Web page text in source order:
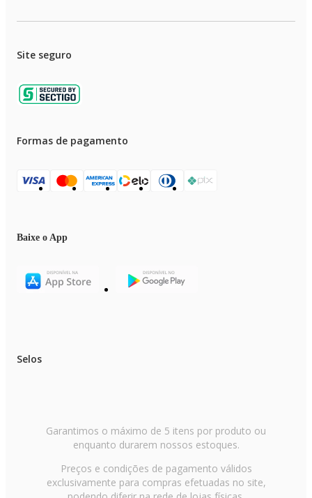
Site seguro
Formas de pagamento
Baixe o App
Selos
Garantimos o máximo de 5 itens por produto ou
enquanto durarem nossos estoques.
Preços e condições de pagamento válidos
exclusivamente para compras efetuadas no site,